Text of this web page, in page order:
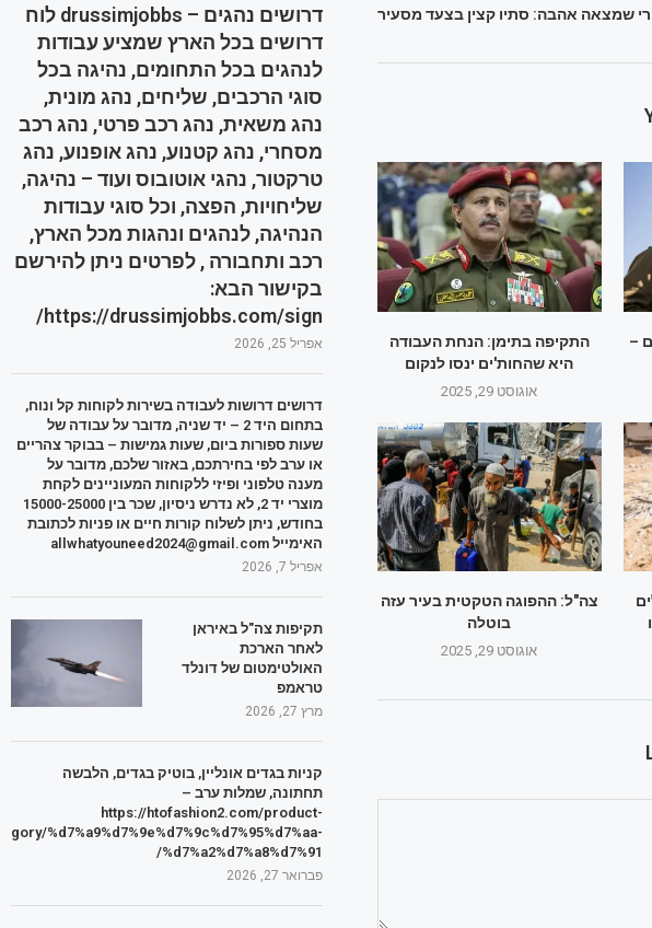
שמצאה אהבה: סתיו קצין בצעד מסעיר
התקיפה בתימן: הנחת העבודה
היא שהחות'ים ינסו לנקום
אוגוסט 29, 2025
–
צה"ל: ההפוגה הטקטית בעיר עזה
בוטלה
אוגוסט 29, 2025
דרושים נהגים – drussimjobbs לוח
דרושים בכל הארץ שמציע עבודות
לנהגים בכל התחומים, נהיגה בכל
סוגי הרכבים, שליחים, נהג מונית,
נהג משאית, נהג רכב פרטי, נהג רכב
מסחרי, נהג קטנוע, נהג אופנוע, נהג
טרקטור, נהגי אוטובוס ועוד – נהיגה,
שליחויות, הפצה, וכל סוגי עבודות
הנהיגה, לנהגים ונהגות מכל הארץ,
רכב ותחבורה , לפרטים ניתן להירשם
בקישור הבא:
https://drussimjobbs.com/sign/
אפריל 25, 2026
דרושים דרושות לעבודה בשירות לקוחות קל ונוח,
בתחום היד 2 – יד שניה, מדובר על עבודה של
שעות ספורות ביום, שעות גמישות – בבוקר צהריים
או ערב לפי בחירתכם, באזור שלכם, מדובר על
מענה טלפוני ופיזי ללקוחות המעוניינים לקחת
מוצרי יד 2, לא נדרש ניסיון, שכר בין 15000-25000
בחודש, ניתן לשלוח קורות חיים או פניות לכתובת
האימייל allwhatyouneed2024@gmail.com
אפריל 7, 2026
תקיפות צה"ל באיראן
לאחר הארכת
האולטימטום של דונלד
טראמפ
מרץ 27, 2026
קניות בגדים אונליין, בוטיק בגדים, הלבשה
תחתונה, שמלות ערב –
https://htofashion2.com/product-
%d7%a9%d7%9e%d7%9c%d7%95%d7%aa-
%d7%a2%d7%a8%d7%91/
פברואר 27, 2026